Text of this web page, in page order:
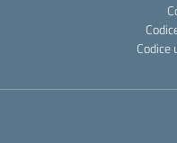
Codice